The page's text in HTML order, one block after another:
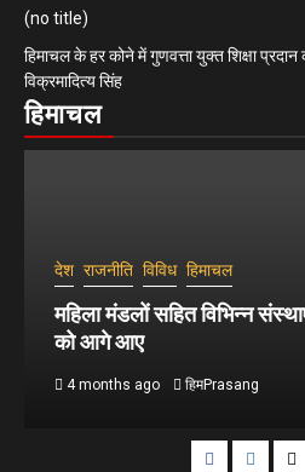
(no title)
हिमाचल के हर कोने में गुणवत्ता युक्त शिक्षा
विक्रमादित्य सिंह
हिमाचल
देश राजनीति विविध हिमाचल
महिला मंडलों सहित विभिन्न
को आगे आए
4 months ago हिमPrasang